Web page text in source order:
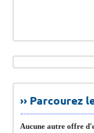
››
Aucune autre offre